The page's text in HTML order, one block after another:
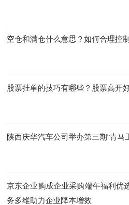
空仓和满仓什么意思？如何合理控
股票挂单的技巧有哪些？股票高开
陕西庆华汽车公司举办第三期“青马
京东企业购成企业采购端午福利优
务多维助力企业降本增效